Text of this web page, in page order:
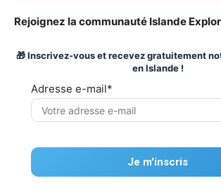
Rejoignez la communauté Islande
🎁 Inscrivez-vous et recevez gratuitement
en Islande !
Adresse e-mail*